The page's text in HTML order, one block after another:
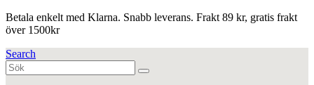
Betala enkelt med Klarna. Snabb leverans. Frakt 89 kr, gratis frakt
över 1500kr
Search